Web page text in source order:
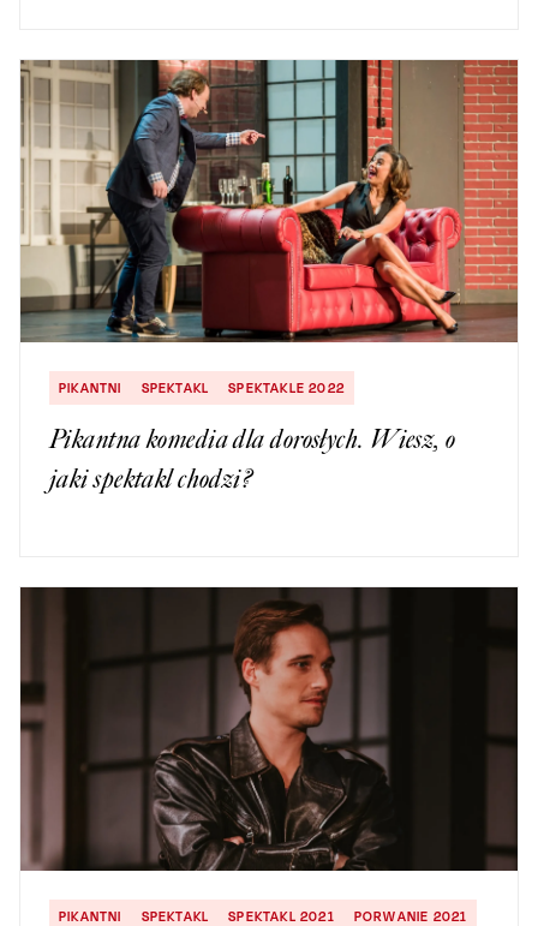
PIKANTNI SPEKTAKL SPEKTAKLE 2022
Pikantna komedia dla dorosłych. Wiesz, o
jaki spektakl chodzi?
PIKANTNI SPEKTAKL SPEKTAKL 2021 PORWANIE 2021